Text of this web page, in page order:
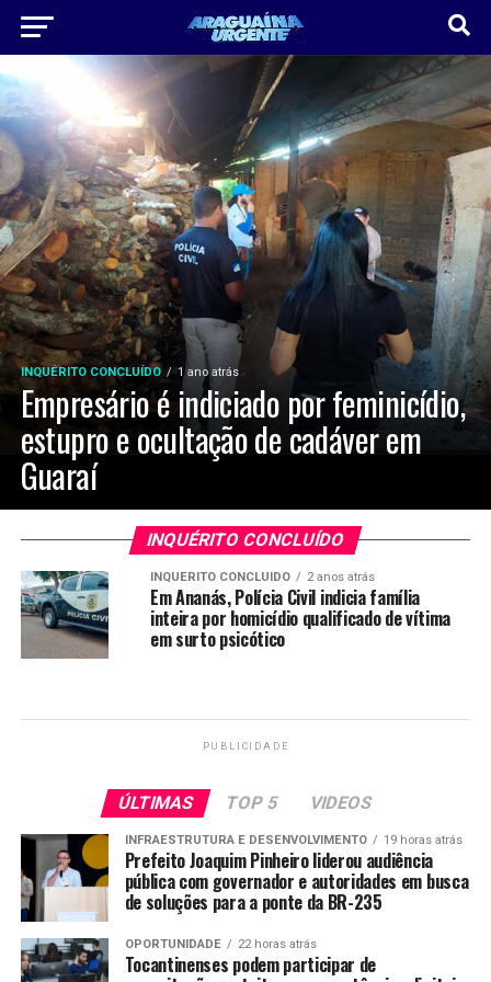
INQUÉRITO CONCLUÍDO 1 ano atrás
Empresário é indiciado por feminicídio,
estupro e ocultação de cadáver em
Guaraí
INQUÉRITO CONCLUÍDO
INQUÉRITO CONCLUÍDO 2 anos atrás
Em Ananás, Polícia Civil indicia família
inteira por homicídio qualificado de vítima
em surto psicótico
PUBLICIDADE
ÚLTIMAS TOP 5 VIDEOS
INFRAESTRUTURA E DESENVOLVIMENTO 19 horas atrás
Prefeito Joaquim Pinheiro liderou audiência
pública com governador e autoridades em busca
de soluções para a ponte da BR-235
OPORTUNIDADE 22 horas atrás
Tocantinenses podem participar de